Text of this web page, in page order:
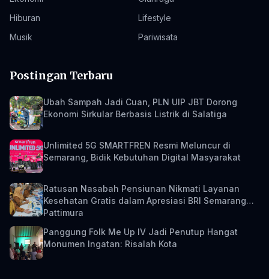
Hiburan
Lifestyle
Musik
Pariwisata
Postingan Terbaru
Ubah Sampah Jadi Cuan, PLN UIP JBT Dorong
Ekonomi Sirkular Berbasis Listrik di Salatiga
Unlimited 5G SMARTFREN Resmi Meluncur di
Semarang, Bidik Kebutuhan Digital Masyarakat
Ratusan Nasabah Pensiunan Nikmati Layanan
Kesehatan Gratis dalam Apresiasi BRI Semarang
Pattimura
Panggung Folk Me Up IV Jadi Penutup Hangat
Monumen Ingatan: Risalah Kota